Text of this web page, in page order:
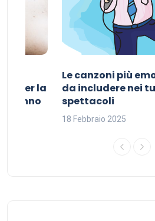
per la
sonno
Le canzoni più
da includere nei
spettacoli
18 Febbraio 2025